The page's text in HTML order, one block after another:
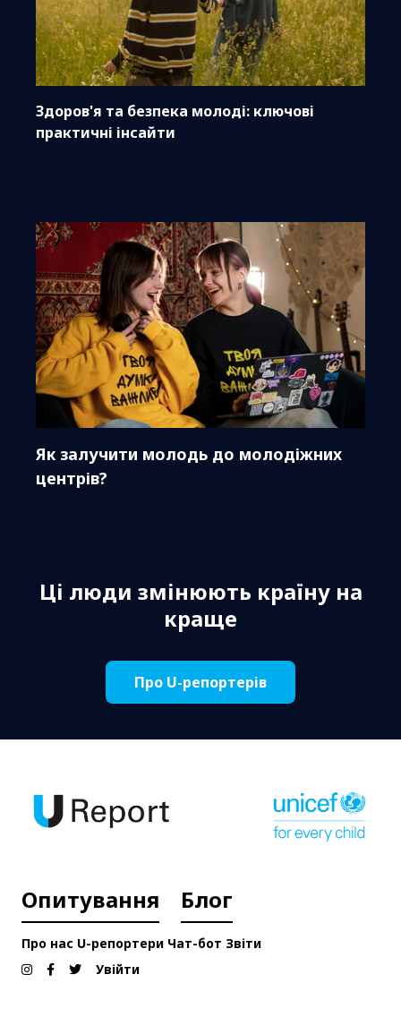
Здоров'я та безпека молоді: ключові
практичні інсайти
Як залучити молодь до молодіжних
центрів?
Ці люди змінюють країну на
краще
Про U-репортерів
Опитування Блог
Про нас U-репортери Чат-бот Звіти
Увійти